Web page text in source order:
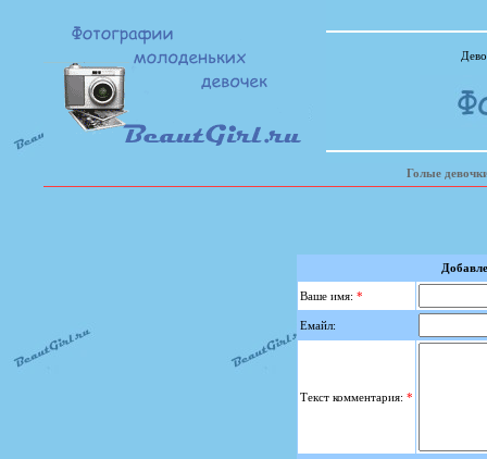
Голые
Ваше имя: *
Емайл:
Текст комментария: *